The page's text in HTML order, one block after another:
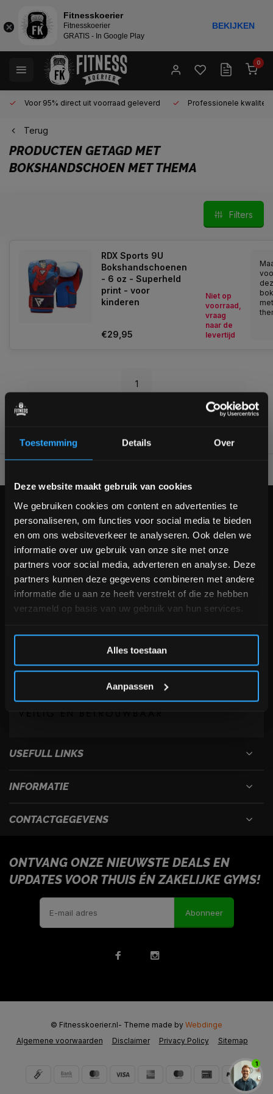
Toestemming Details Over
Deze website maakt gebruik van cookies
We gebruiken cookies om content en advertenties te
personaliseren, om functies voor social media te bieden
en om ons websiteverkeer te analyseren. Ook delen we
informatie over uw gebruik van onze site met onze
partners voor social media, adverteren en analyse. Deze
partners kunnen deze gegevens combineren met andere
informatie die u aan ze heeft verstrekt of die ze hebben
verzameld op basis van uw gebruik van hun services.
Alles toestaan
Aanpassen
0
Voor 95% direct uit voorraad geleverd Professionele kwaliteit
Terug
PRODUCTEN GETAGD MET
BOKSHANDSCHOEN MET THEMA
Filters
RDX Sports 9U
Bokshandschoenen
- 6 oz - Superheld
print - voor
kinderen
€29,95
Niet op
voorraad,
vraag
naar de
levertijd
1
KLANTENSERVICE
Veelgestelde vragen
+31 (0)24 645 1309
info@fitnesskoerier.nl
USEFULL LINKS
INFORMATIE
CONTACTGEGEVENS
ONTVANG ONZE NIEUWSTE DEALS EN
UPDATES VOOR THUIS ÉN ZAKELIJKE GYMS!
Abonneer
Algemene voorwaarden Disclaimer Privacy Policy Sitemap
© Fitnesskoerier.nl- Theme made by Webdinge
Bam! 5% korting op je volgende
Schrijf je in voor onze nieuwsbrief om op de hoogte te
blijven over onze nieuwe producten, deals en meer
interessante info. Ontvang 5% korting op je eerstvolgende
aankoop! 😀
Inschrijven
*Verzendkosten vallen buiten de korting
1
Fitnesskoerier
Fitnesskoerier
GRATIS - In Google Play
BEKIJKEN